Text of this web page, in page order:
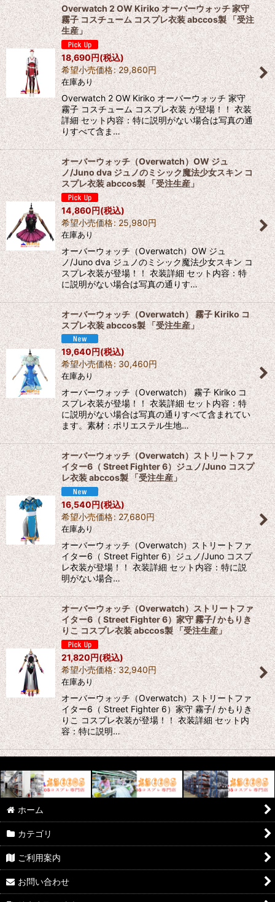
Overwatch 2 OW Kiriko オーバーウォッチ 家守
霧子 コスチューム コスプレ衣装 abccos製 「受注
生産」
18,690円(税込)
希望小売価格: 29,860円
在庫あり
Overwatch 2 OW Kiriko オーバーウォッチ 家守
霧子 コスチューム コスプレ衣装 が登場！！ 衣装
詳細 セット内容：特に説明がない場合は写真の通
りすべて含ま…
オーバーウォッチ（Overwatch）OW ジュ
ノ/Juno dva ジュノのミシック魔法少女スキン コ
スプレ衣装 abccos製 「受注生産」
14,860円(税込)
希望小売価格: 25,980円
在庫あり
オーバーウォッチ（Overwatch）OW ジュ
ノ/Juno dva ジュノのミシック魔法少女スキン コ
スプレ衣装が登場！！ 衣装詳細 セット内容：特
に説明がない場合は写真の通りす…
オーバーウォッチ（Overwatch） 霧子 Kiriko コ
スプレ衣装 abccos製 「受注生産」
19,640円(税込)
希望小売価格: 30,460円
在庫あり
オーバーウォッチ（Overwatch） 霧子 Kiriko コ
スプレ衣装が登場！！ 衣装詳細 セット内容：特
に説明がない場合は写真の通りすべて含まれてい
ます。素材：ポリエステル生地…
オーバーウォッチ（Overwatch）ストリートファ
イター6（ Street Fighter 6）ジュノ/Juno コスプ
レ衣装 abccos製 「受注生産」
16,540円(税込)
希望小売価格: 27,680円
在庫あり
オーバーウォッチ（Overwatch）ストリートファ
イター6（ Street Fighter 6）ジュノ/Juno コスプ
レ衣装が登場！！ 衣装詳細 セット内容：特に説
明がない場合…
オーバーウォッチ（Overwatch）ストリートファ
イター6（ Street Fighter 6）家守 霧子/ かもりき
りこ コスプレ衣装 abccos製 「受注生産」
21,820円(税込)
希望小売価格: 32,940円
在庫あり
オーバーウォッチ（Overwatch）ストリートファ
イター6（ Street Fighter 6）家守 霧子/ かもりき
りこ コスプレ衣装が登場！！ 衣装詳細 セット内
容：特に説明…
ホーム
カテゴリ
ご利用案内
お問い合わせ